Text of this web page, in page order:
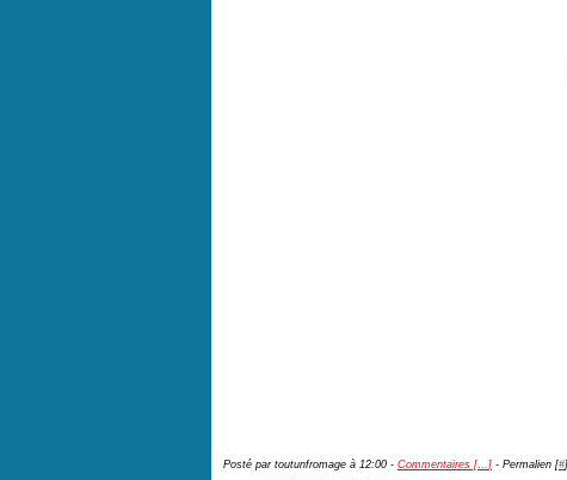
Posté par toutunfromage à 12:00 - Commentaires […] - Permalien [#]